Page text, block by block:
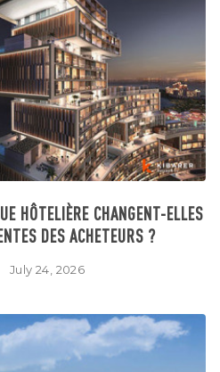
HÔTELIÈRE CHANGENT-ELLES
DES ACHETEURS ?
July 24, 2026